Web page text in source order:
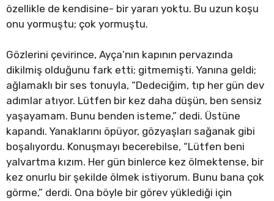
özellikle de kendisine- bir yararı yoktu. Bu uzun koşu
onu yormuştu; çok yormuştu.
Gözlerini çevirince, Ayça’nın kapının pervazında
dikilmiş olduğunu fark etti; gitmemişti. Yanına geldi;
ağlamaklı bir ses tonuyla, “Dedeciğim, tıp her gün dev
adımlar atıyor. Lütfen bir kez daha düşün, ben sensiz
yaşayamam. Bunu benden isteme,” dedi. Üstüne
kapandı. Yanaklarını öpüyor, gözyaşları sağanak gibi
boşalıyordu. Konuşmayı becerebilse, “Lütfen beni
yalvartma kızım. Her gün binlerce kez ölmektense, bir
kez onurlu bir şekilde ölmek istiyorum. Bunu bana çok
görme,” derdi. Ona böyle bir görev yüklediği için